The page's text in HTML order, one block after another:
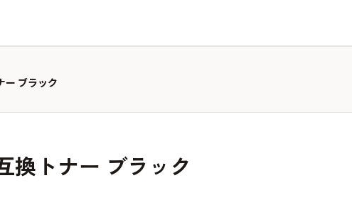
ー ブラック
換トナー ブラック